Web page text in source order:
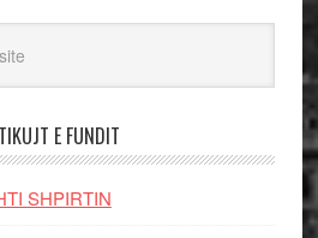
E FUNDIT
SHPIRTIN